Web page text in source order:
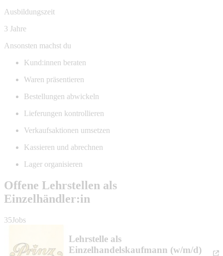
Ausbildungszeit
3 Jahre
Ansonsten machst du
Kund:innen beraten
Waren präsentieren
Bestellungen abwickeln
Lieferungen kontrollieren
Verkaufsaktionen umsetzen
Kassieren und abrechnen
Lager organisieren
Offene Lehrstellen als
Einzelhändler:in
35Jobs
Lehrstelle als
Einzelhandelskaufmann (w/m/d)